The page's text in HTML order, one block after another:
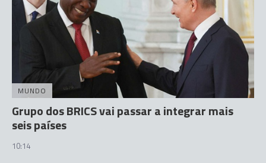
MUNDO
Grupo dos BRICS vai passar a integrar mais
seis países
10:14